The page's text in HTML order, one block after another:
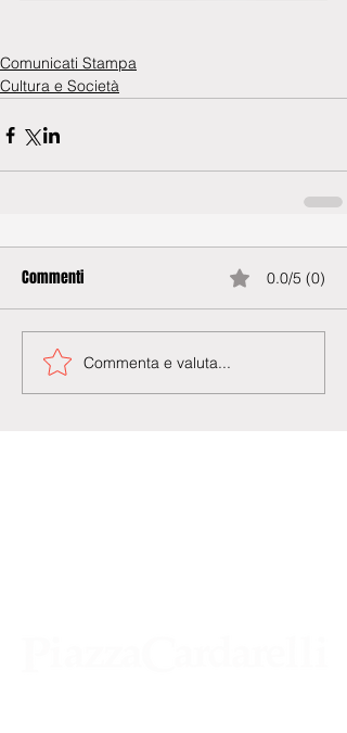
Comunicati Stampa
Cultura e Società
Commenti 0.0/5 (0)
Commenta e valuta...